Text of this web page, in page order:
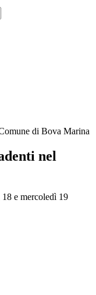
di Bova Marina
nel
e mercoledì 19